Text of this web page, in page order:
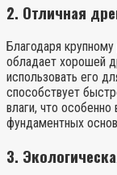
2. Отличная
Благодаря
обладает хорошей
использовать его
способствует
влаги, что
фундаментных
3.